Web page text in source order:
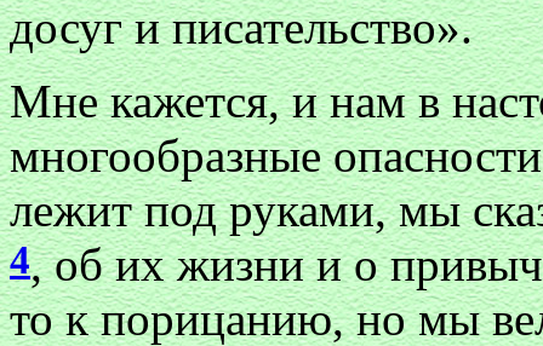
досуг и писательство».
Мне кажется, и нам в
многообразные
лежит под руками, мы
4, об их жизни и о
то к порицанию, но мы